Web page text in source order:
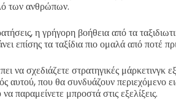
των ανθρώπων.
η γρήγορη βοήθεια από τα
επίσης τα ταξίδια πιο ομαλά από ποτέ
να σχεδιάζετε στρατηγικές μάρκετινγκ
αυτού, που θα συνδυάζουν περιεχόμενο
παραμείνετε μπροστά στις εξελίξεις.